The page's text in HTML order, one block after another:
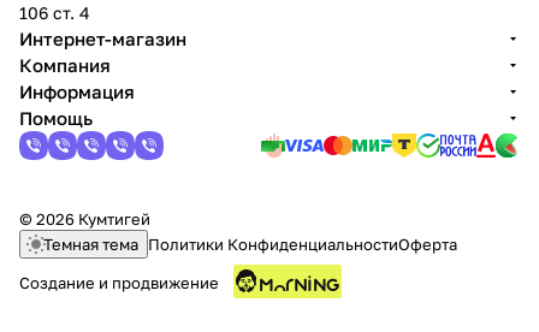
106 ст. 4
Интернет-магазин
Компания
Информация
Помощь
© 2026 Кумтигей
Темная тема Политики КонфиденциальностиОферта
Создание и продвижение